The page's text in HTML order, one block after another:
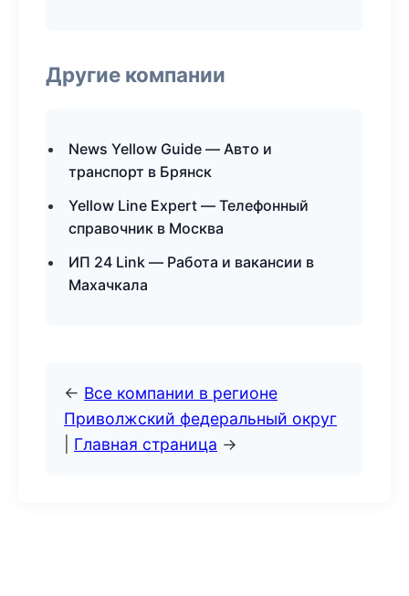
Другие компании
News Yellow Guide — Авто и
транспорт в Брянск
Yellow Line Expert — Телефонный
справочник в Москва
ИП 24 Link — Работа и вакансии в
Махачкала
← Все компании в регионе
Приволжский федеральный округ
Главная страница →